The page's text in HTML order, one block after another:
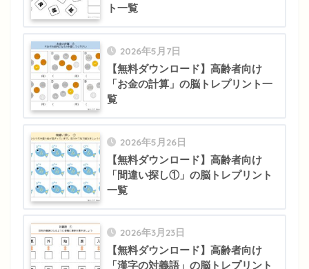
ト一覧
2026年5月7日
【無料ダウンロード】高齢者向け
「お金の計算」の脳トレプリント一
覧
2026年5月26日
【無料ダウンロード】高齢者向け
「間違い探し①」の脳トレプリント
一覧
2026年3月23日
【無料ダウンロード】高齢者向け
「漢字の対義語」の脳トレプリント